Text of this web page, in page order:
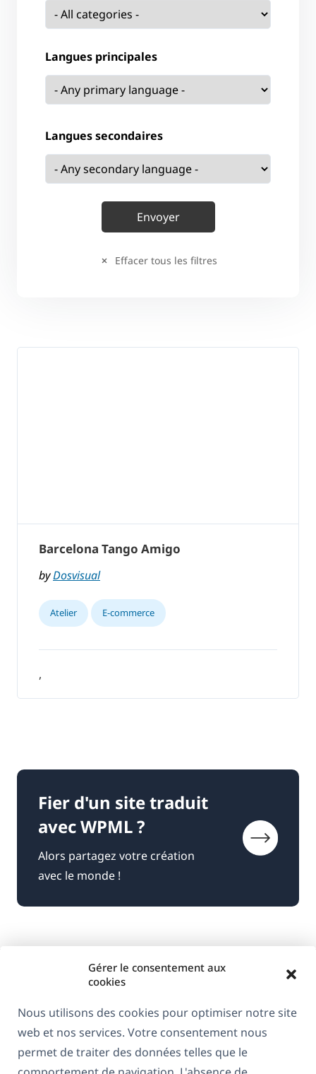
Gérer le consentement aux
cookies
Nous utilisons des cookies pour optimiser notre site
web et nos services. Votre consentement nous
permet de traiter des données telles que le
Langues principales
Langues secondaires
Effacer tous les filtres
Barcelona Tango Amigo
byDosvisual
Atelier E-commerce
,
Fier d'un site traduit
avec WPML ?
Alors partagez votre création
avec le monde !
RGPD & Politique de confidentialité